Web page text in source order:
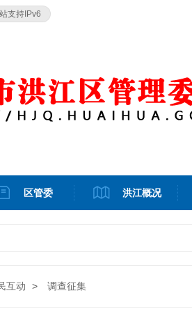
支持IPv6
区管委 洪江概况
互动 > 调查征集